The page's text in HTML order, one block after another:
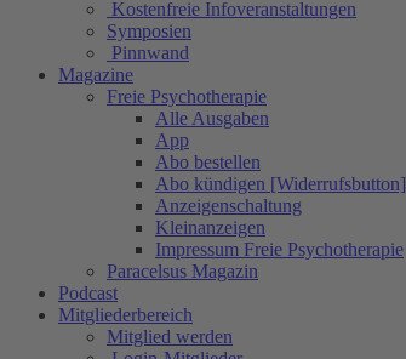
Kostenfreie Infoveranstaltungen
Symposien
Pinnwand
Magazine
Freie Psychotherapie
Alle Ausgaben
App
Abo bestellen
Abo kündigen [Widerrufsbutton]
Anzeigenschaltung
Kleinanzeigen
Impressum Freie Psychotherapie
Paracelsus Magazin
Podcast
Mitgliederbereich
Mitglied werden